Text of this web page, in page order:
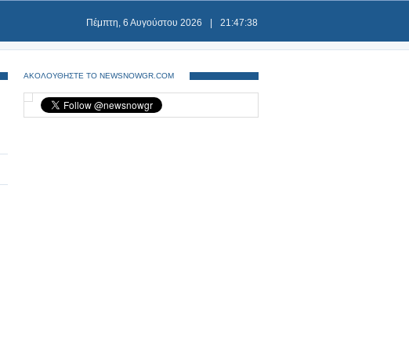
Πέμπτη, 6 Αυγούστου 2026 21:47:39
ΑΚΟΛΟΥΘΗΣΤΕ ΤΟ NEWSNOWGR.COM